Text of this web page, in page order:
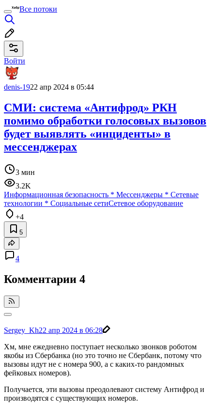
Все потоки
Войти
denis-1922 апр 2024 в 05:44
СМИ: система «Антифрод» РКН
помимо обработки голосовых вызовов
будет выявлять «инциденты» в
мессенджерах
3 мин
3.2K
Информационная безопасность * Мессенджеры * Сетевые
технологии * Социальные сетиСетевое оборудование
+4
5
4
Комментарии 4
Sergey_Kh22 апр 2024 в 06:28
Хм, мне ежедневно поступает несколько звонков роботом
якобы из Сбербанка (но это точно не Сбербанк, потому что
вызовы идут не с номера 900, а с каких-то рандомных
фейковых номеров).
Получается, эти вызовы преодолевают систему Антифрод и
производятся с существующих номеров.